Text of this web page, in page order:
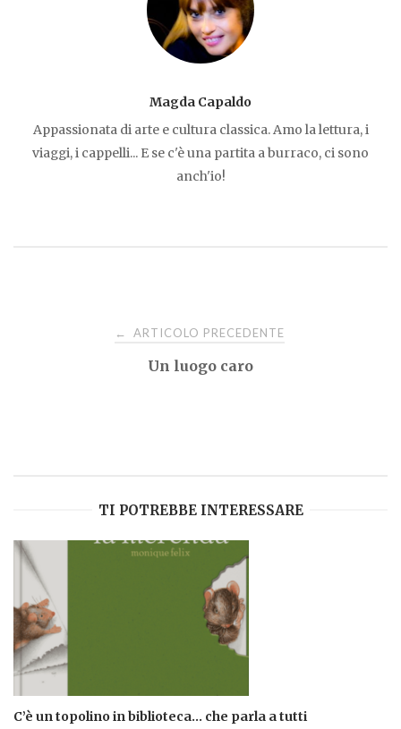
Magda Capaldo
Appassionata di arte e cultura classica. Amo la lettura, i
viaggi, i cappelli... E se c'è una partita a burraco, ci sono
anch'io!
Navigazione
← ARTICOLO PRECEDENTE
Un luogo caro
TI POTREBBE INTERESSARE
C’è un topolino in biblioteca… che parla a tutti